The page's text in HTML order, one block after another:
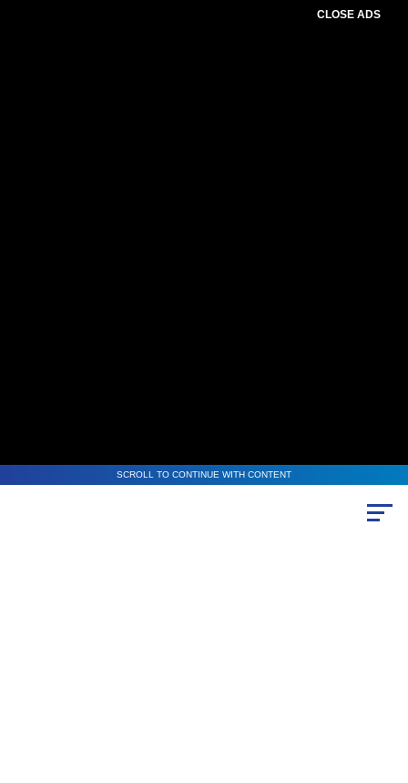
CLOSE ADS
SCROLL TO CONTINUE WITH CONTENT